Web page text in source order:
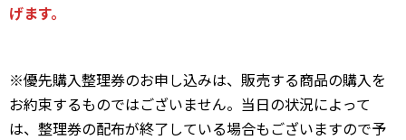
げます。
※優先購入整理券のお申し込みは、販売する商品の購入を
お約束するものではございません。当日の状況によって
は、整理券の配布が終了している場合もございますので予